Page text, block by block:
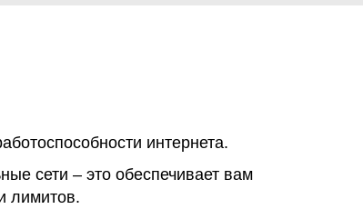
интернета.
сети – это обеспечивает вам
лимитов.